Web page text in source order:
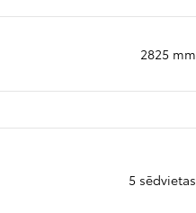
2825 mm
5 sēdvietas